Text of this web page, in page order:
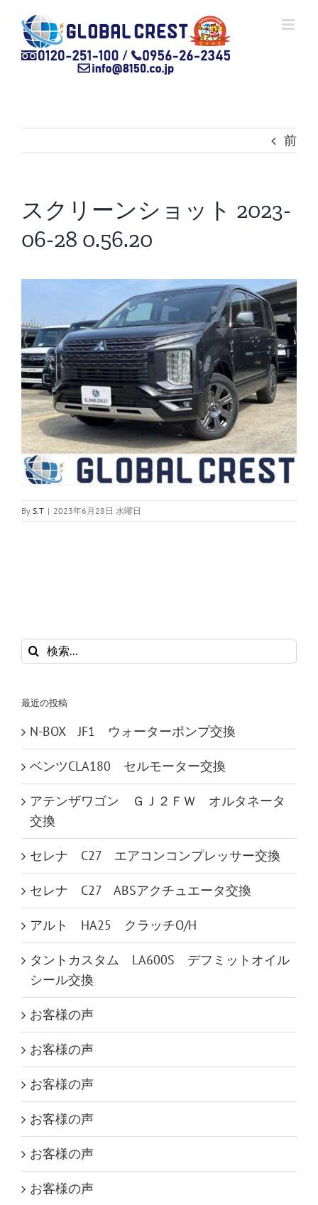
content
前
スクリーンショット 2023-
06-28 0.56.20
By S.T | 2023年6月28日 水曜日
検
索
最近の投稿
N-BOX JF1 ウォーターポンプ交換
ベンツCLA180 セルモーター交換
アテンザワゴン ＧＪ２ＦＷ オルタネータ
交換
セレナ C27 エアコンコンプレッサー交換
セレナ C27 ABSアクチュエータ交換
アルト HA25 クラッチO/H
タントカスタム LA600S デフミットオイル
シール交換
お客様の声
お客様の声
お客様の声
お客様の声
お客様の声
お客様の声